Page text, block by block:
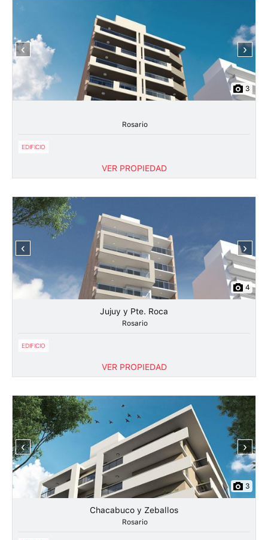
‹ ›
3
Rosario
EDIFICIO
VER PROPIEDAD
‹ ›
4
Jujuy y Pte. Roca
Rosario
EDIFICIO
VER PROPIEDAD
‹ ›
3
Chacabuco y Zeballos
Rosario